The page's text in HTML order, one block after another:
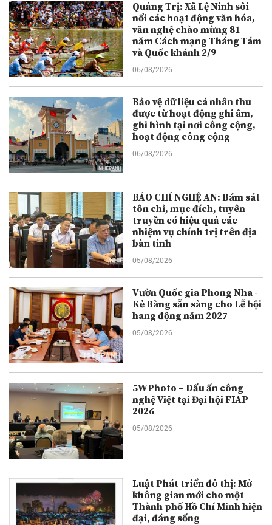
Quảng Trị: Xã Lệ Ninh sôi
nổi các hoạt động văn hóa,
văn nghệ chào mừng 81
năm Cách mạng Tháng Tám
và Quốc khánh 2/9
06/08/2026
Bảo vệ dữ liệu cá nhân thu
được từ hoạt động ghi âm,
ghi hình tại nơi công cộng,
hoạt động công cộng
06/08/2026
BÁO CHÍ NGHỆ AN: Bám sát
tôn chỉ, mục đích, tuyên
truyền có hiệu quả các
nhiệm vụ chính trị trên địa
bàn tỉnh
05/08/2026
Vườn Quốc gia Phong Nha -
Kẻ Bàng sẵn sàng cho Lễ hội
hang động năm 2027
05/08/2026
5WPhoto – Dấu ấn công
nghệ Việt tại Đại hội FIAP
2026
05/08/2026
Luật Phát triển đô thị: Mở
không gian mới cho một
Thành phố Hồ Chí Minh hiện
đại, đáng sống